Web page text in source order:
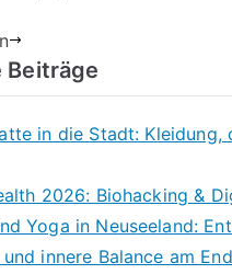
Beiträge
in die Stadt: Kleidung,
2026: Biohacking &
Yoga in Neuseeland:
innere Balance am